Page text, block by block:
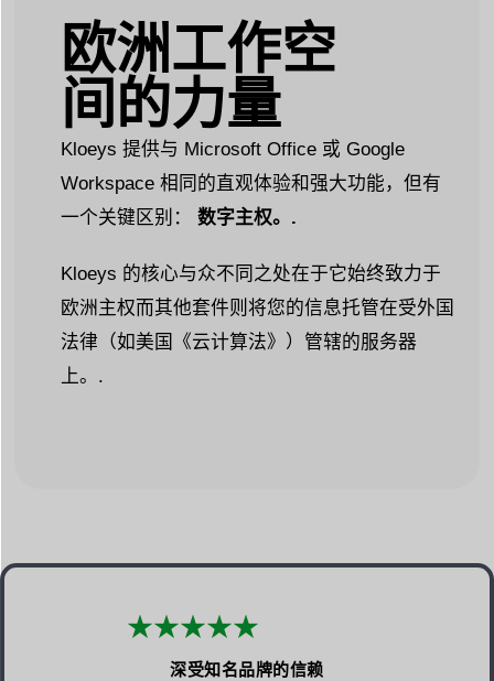
欧洲工作空
间的力量
Kloeys 提供与 Microsoft Office 或 Google
Workspace 相同的直观体验和强大功能，但有
一个关键区别：数字主权。.
Kloeys 的核心与众不同之处在于它始终致力于
欧洲主权而其他套件则将您的信息托管在受外国
法律（如美国《云计算法》）管辖的服务器
上。.
★★★★★
深受知名品牌的信赖